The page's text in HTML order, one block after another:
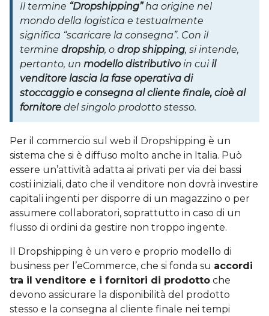
Il termine “Dropshipping”ha origine nel
mondo della logistica e testualmente
significa “scaricare la consegna”. Con il
termine dropship, o drop shipping, si intende,
pertanto, un modello distributivo in cuiil
venditore lascia la fase operativa di
stoccaggio e consegna al cliente finale, cioè al
fornitore del singolo prodotto stesso.
Per il commercio sul web il Dropshipping è un
sistema che si è diffuso molto anche in Italia. Può
essere un’attività adatta ai privati per via dei bassi
costi iniziali, dato che il venditore non dovrà investire
capitali ingenti per disporre di un magazzino o per
assumere collaboratori, soprattutto in caso di un
flusso di ordini da gestire non troppo ingente.
Il Dropshipping è un vero e proprio modello di
business per l’eCommerce, che si fonda su accordi
tra il venditore e i fornitori di prodotto che
devono assicurare la disponibilità del prodotto
stesso e la consegna al cliente finale nei tempi